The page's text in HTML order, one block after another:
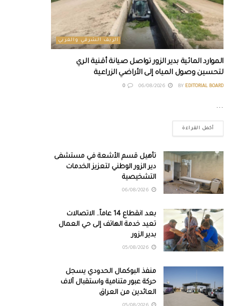
الريف الشرقي والغربي
الموارد المائية بدير الزور تواصل صيانة أقنية الري
لتحسين وصول المياه إلى الأراضي الزراعية
BY EDITORIAL BOARD
0
...
أكمل القراءة
تأهيل قسم الأشعة في مستشفى
دير الزور الوطني لتعزيز الخدمات
التشخيصية
بعد انقطاع 14 عاماً.. الاتصالات
تعيد خدمة الهاتف إلى حي العمال
بدير الزور
منفذ البوكمال الحدودي يسجل
حركة عبور متنامية واستقبال آلاف
العائدين من العراق